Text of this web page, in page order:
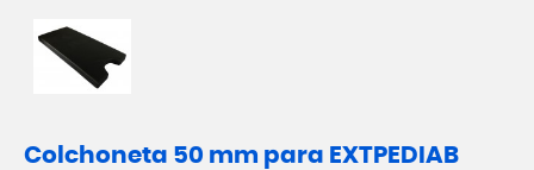
Colchoneta 50 mm para EXTPEDIAB